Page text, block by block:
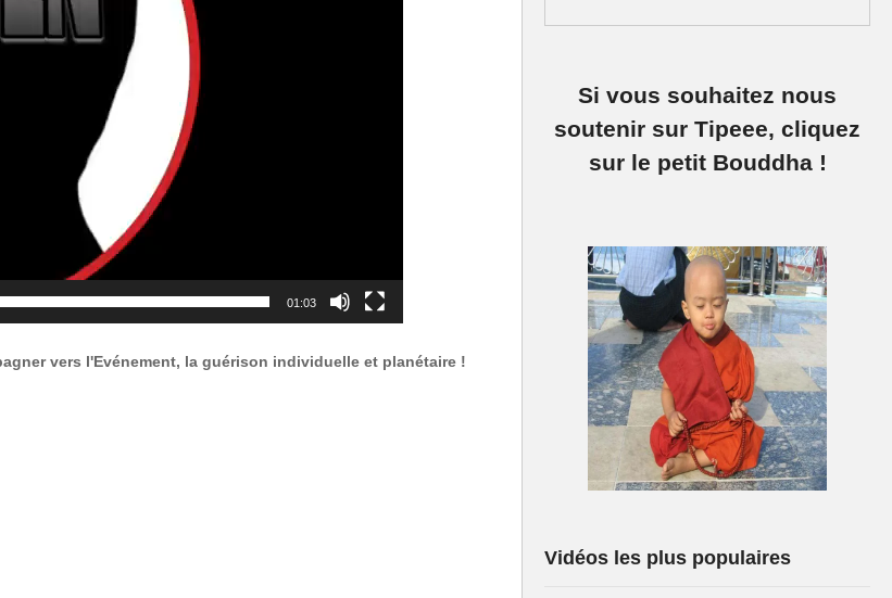
01:03
vers l'Evénement, la guérison individuelle et planétaire !
Si vous souhaitez nous
soutenir sur Tipeee, cliquez
sur le petit Bouddha !
Vidéos les plus populaires